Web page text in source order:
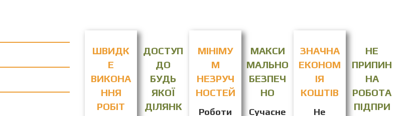
ШВИДК
Е
ВИКОНА
ННЯ
РОБІТ
ДОСТУП
ДО
БУДЬ
ЯКОЇ
ДІЛЯНК
МІНІМУ
М
НЕЗРУЧ
НОСТЕЙ
Роботи
МАКСИ
МАЛЬНО
БЕЗПЕЧ
НО
Сучасне
ЗНАЧНА
ЕКОНОМ
ІЯ
КОШТІВ
Не
НЕ
ПРИПИН
НА
РОБОТА
ПІДПРИ